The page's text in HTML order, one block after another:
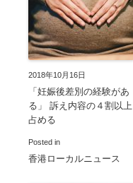
2018年10月16日
「妊娠後差別の経験があ
る」 訴え内容の４割以上
占める
Posted in
香港ローカルニュース